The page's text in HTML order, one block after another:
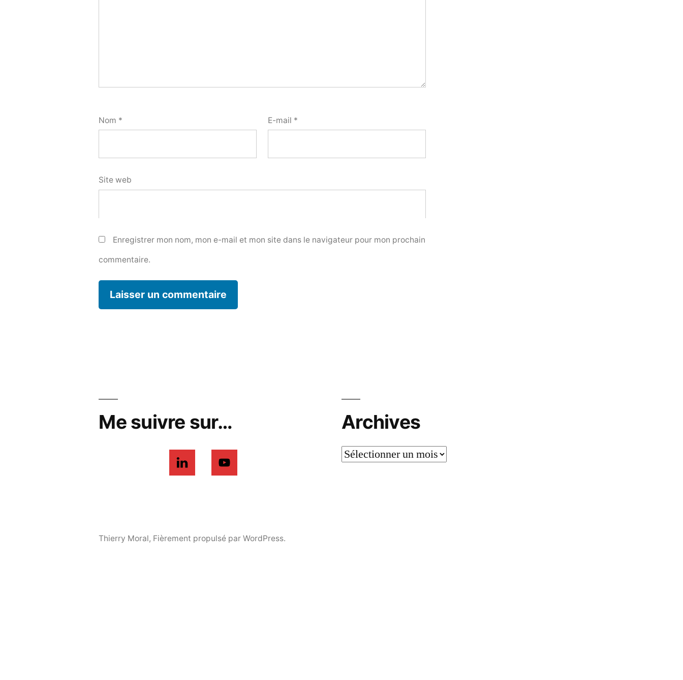
Nom * E-mail *
Site web
Enregistrer mon nom, mon e-mail et mon site dans le navigateur pour mon prochain
commentaire.
Me suivre sur… Archives
Thierry Moral, Fièrement propulsé par WordPress.